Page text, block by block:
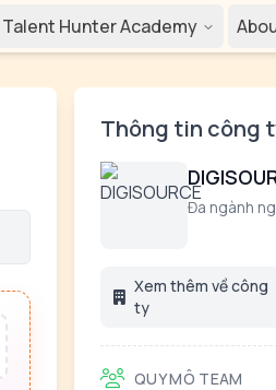
Talent Hunter Academy
Thông tin công
Đa ngành
Xem thêm về công
ty
QUY MÔ TEAM